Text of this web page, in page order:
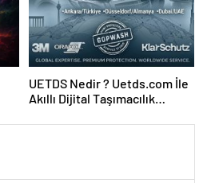
UETDS Nedir ? Uetds.com İle
Akıllı Dijital Taşımacılık